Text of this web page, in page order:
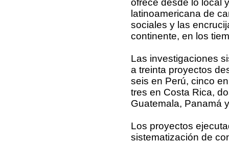
ofrece desde lo local
latinoamericana de
sociales y las
continente, en los
Las investigaciones
a treinta proyectos
seis en Perú, cinco
tres en Costa Rica,
Guatemala, Panamá
Los proyectos
sistematización de